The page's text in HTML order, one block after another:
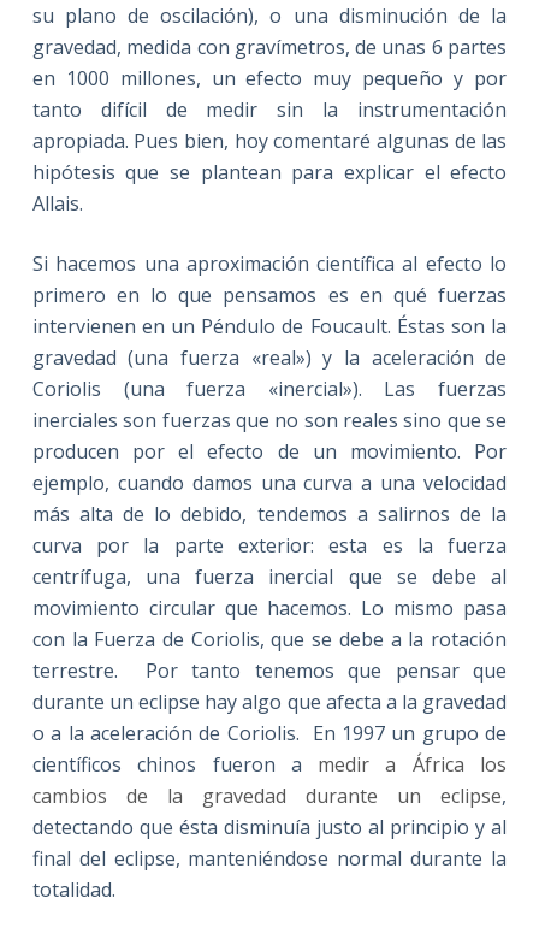
su plano de oscilación), o una disminución de la
gravedad, medida con gravímetros, de unas 6 partes
en 1000 millones, un efecto muy pequeño y por
tanto difícil de medir sin la instrumentación
apropiada. Pues bien, hoy comentaré algunas de las
hipótesis que se plantean para explicar el efecto
Allais.
Si hacemos una aproximación científica al efecto lo
primero en lo que pensamos es en qué fuerzas
intervienen en un Péndulo de Foucault. Éstas son la
gravedad (una fuerza «real») y la aceleración de
Coriolis (una fuerza «inercial»). Las fuerzas
inerciales son fuerzas que no son reales sino que se
producen por el efecto de un movimiento. Por
ejemplo, cuando damos una curva a una velocidad
más alta de lo debido, tendemos a salirnos de la
curva por la parte exterior: esta es la fuerza
centrífuga, una fuerza inercial que se debe al
movimiento circular que hacemos. Lo mismo pasa
con la Fuerza de Coriolis, que se debe a la rotación
terrestre. Por tanto tenemos que pensar que
durante un eclipse hay algo que afecta a la gravedad
o a la aceleración de Coriolis. En 1997 un grupo de
científicos chinos fueron a medir a África los
cambios de la gravedad durante un eclipse,
detectando que ésta disminuía justo al principio y al
final del eclipse, manteniéndose normal durante la
totalidad.